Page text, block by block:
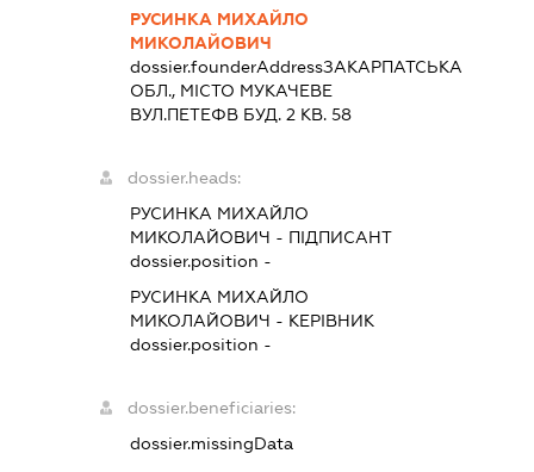
РУСИНКА МИХАЙЛО
МИКОЛАЙОВИЧ
dossier.founderAddressЗАКАРПАТСЬКА
ОБЛ., МІСТО МУКАЧЕВЕ
ВУЛ.ПЕТЕФВ БУД. 2 КВ. 58
dossier.heads:
РУСИНКА МИХАЙЛО
МИКОЛАЙОВИЧ - ПІДПИСАНТ
dossier.position -
РУСИНКА МИХАЙЛО
МИКОЛАЙОВИЧ - КЕРІВНИК
dossier.position -
dossier.beneficiaries:
dossier.missingData